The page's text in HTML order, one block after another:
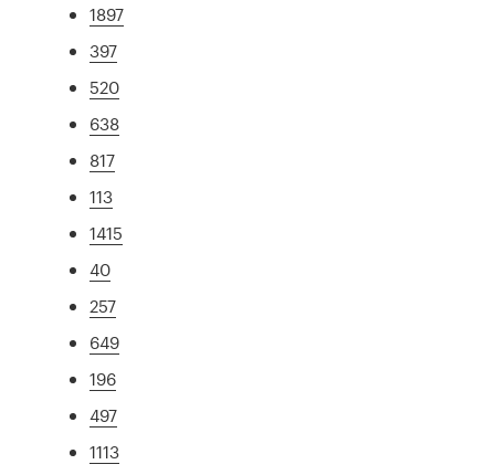
1897
397
520
638
817
113
1415
40
257
649
196
497
1113